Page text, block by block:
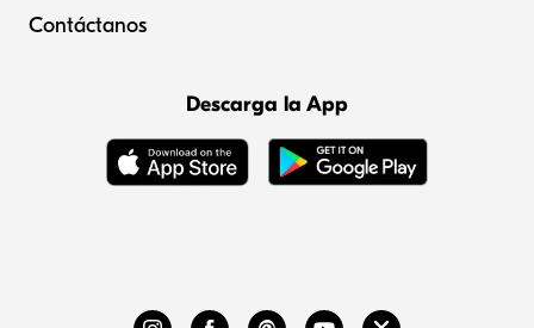
Contáctanos
Descarga la App